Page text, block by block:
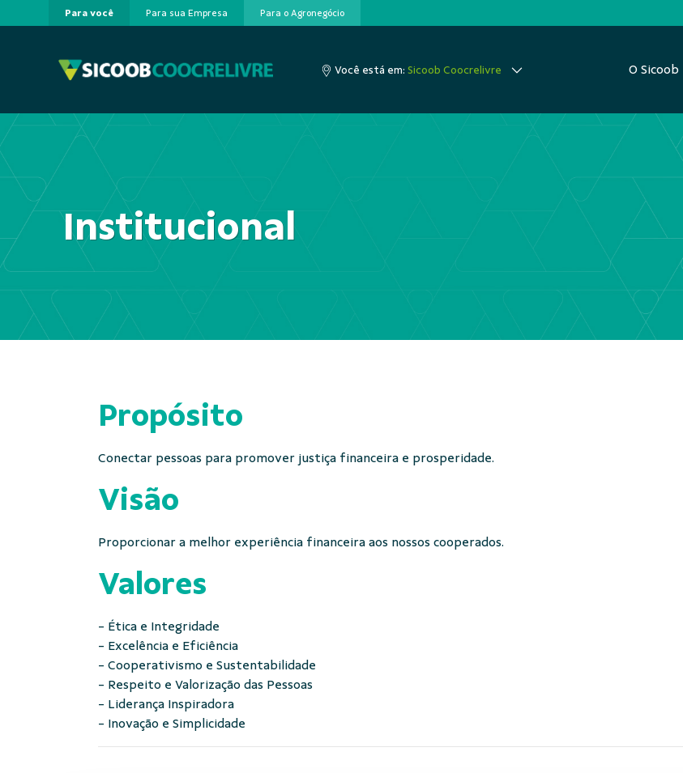
Pular para o Conteúdo principal
Para você Para sua Empresa Para o Agronegócio
Você está em: Sicoob Coocrelivre O Sicoob
Institucional
Propósito
Conectar pessoas para promover justiça financeira e prosperidade.
Visão
Proporcionar a melhor experiência financeira aos nossos cooperados.
Valores
- Ética e Integridade
- Excelência e Eficiência
- Cooperativismo e Sustentabilidade
- Respeito e Valorização das Pessoas
- Liderança Inspiradora
- Inovação e Simplicidade